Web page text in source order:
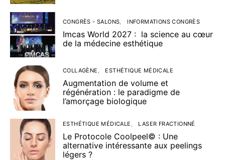
CONGRÈS - SALONS INFORMATIONS CONGRÈS
Imcas World 2027 : la science au cœur
de la médecine esthétique
COLLAGÈNE ESTHÉTIQUE MÉDICALE
Augmentation de volume et
régénération : le paradigme de
l’amorçage biologique
ESTHÉTIQUE MÉDICALE LASER FRACTIONNÉ
Le Protocole Coolpeel© : Une
alternative intéressante aux peelings
légers ?